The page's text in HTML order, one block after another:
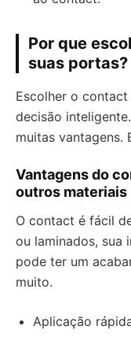
Por que
suas portas?
Escolher o
decisão
muitas vantagens.
Vantagens do
outros materiais
O contact é fácil
ou laminados, sua
pode ter um
muito.
Aplicação